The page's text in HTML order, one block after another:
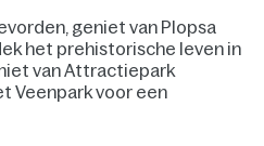
geniet van Plopsa
het prehistorische leven in
van Attractiepark
Veenpark voor een